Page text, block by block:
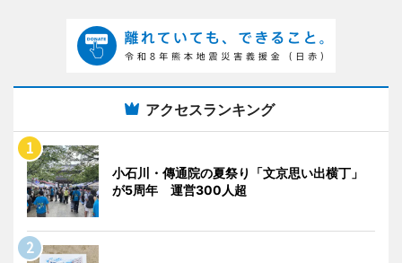
アクセスランキング
小石川・傳通院の夏祭り「文京思い出横丁」
が5周年 運営300人超